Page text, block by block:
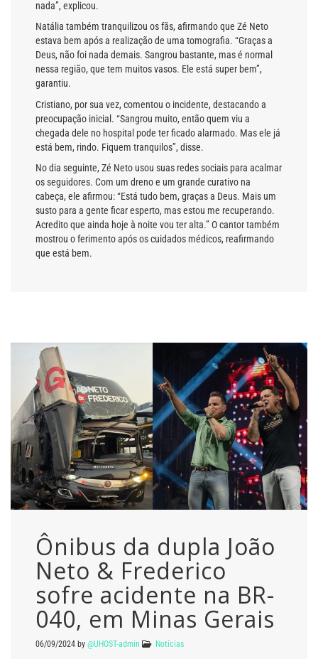
nada”, explicou.
Natália também tranquilizou os fãs, afirmando que Zé Neto
estava bem após a realização de uma tomografia. “Graças a
Deus, não foi nada demais. Sangrou bastante, mas é normal
nessa região, que tem muitos vasos. Ele está super bem”,
garantiu.
Cristiano, por sua vez, comentou o incidente, destacando a
preocupação inicial. “Sangrou muito, então quem viu a
chegada dele no hospital pode ter ficado alarmado. Mas ele já
está bem, rindo. Fiquem tranquilos”, disse.
No dia seguinte, Zé Neto usou suas redes sociais para acalmar
os seguidores. Com um dreno e um grande curativo na
cabeça, ele afirmou: “Está tudo bem, graças a Deus. Mais um
susto para a gente ficar esperto, mas estou me recuperando.
Acredito que ainda hoje à noite vou ter alta.” O cantor também
mostrou o ferimento após os cuidados médicos, reafirmando
que está bem.
Ônibus da dupla João
Neto & Frederico
sofre acidente na BR-
040, em Minas Gerais
06/09/2024 by @UHOST-admin Notícias